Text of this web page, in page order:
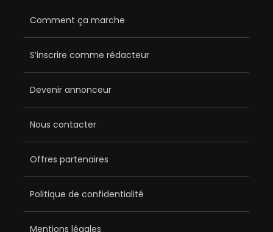
Comment ça marche
S’inscrire comme rédacteur
Devenir annonceur
Nous contacter
Offres partenaires
Politique de confidentialité
Mentions légales